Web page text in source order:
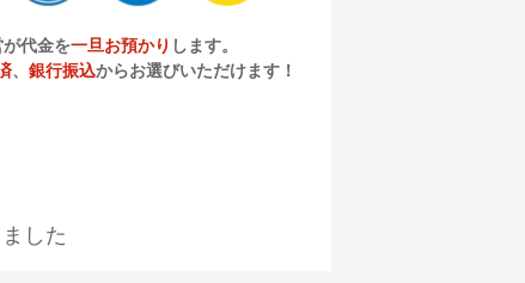
代金を一旦お預かり します。
、 銀行振込からお選びいただけます！
した